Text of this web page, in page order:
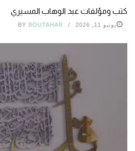
كتب ومؤلفات عبد الوهاب المسيري
يونيو 11, 2026 BY BOUTAHAR